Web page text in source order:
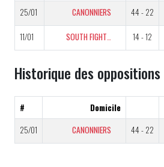
25/01 CANONNIERS 44 - 22
11/01 SOUTH FIGHTERS 14 - 12
Historique des oppositions
# Domicile
25/01
CANONNIERS 44 - 22